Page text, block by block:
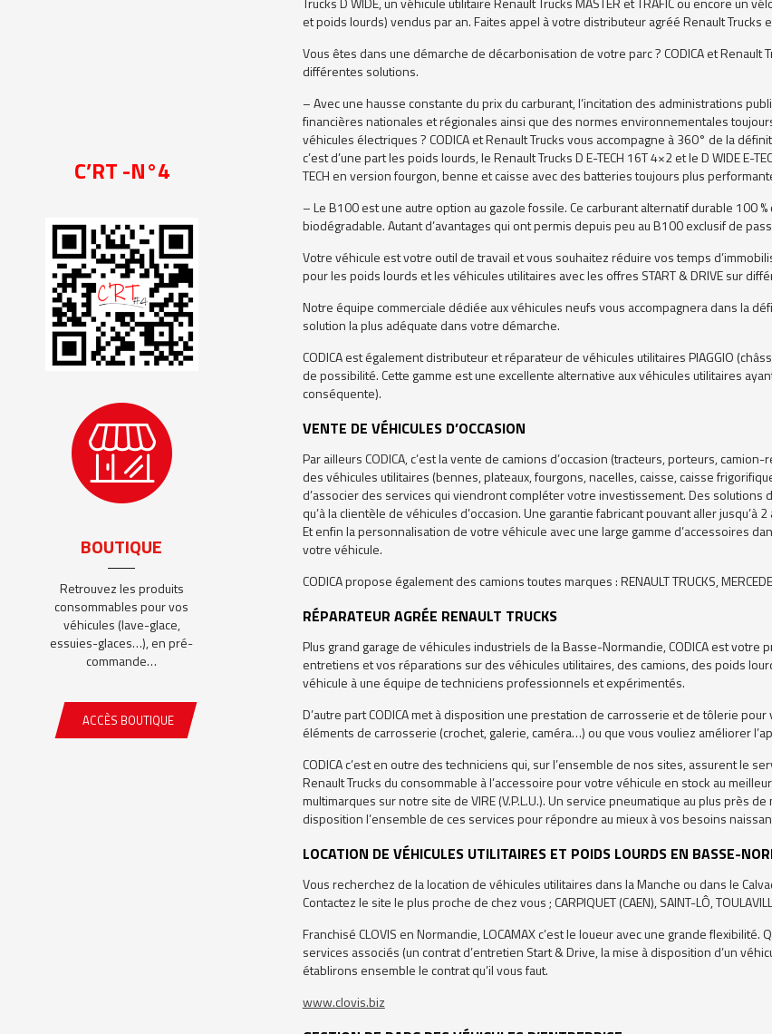
C’RT -N°4
BOUTIQUE
Retrouvez les produits
consommables pour vos
véhicules (lave-glace,
essuies-glaces…), en pré-
commande…
ACCÈS BOUTIQUE
et poids lourds) vendus par an. Faites appel à votre distributeur agréé Renault Trucks
Vous êtes dans une démarche de décarbonisation de votre parc ? CODICA et
différentes solutions.
– Avec une hausse constante du prix du carburant, l’incitation des administrations
financières nationales et régionales ainsi que des normes environnementales
véhicules électriques ? CODICA et Renault Trucks vous accompagne à 360° de la
c’est d’une part les poids lourds, le Renault Trucks D E-TECH 16T 4×2 et le D WIDE E-
TECH en version fourgon, benne et caisse avec des batteries toujours plus
– Le B100 est une autre option au gazole fossile. Ce carburant alternatif durable 100 %
biodégradable. Autant d’avantages qui ont permis depuis peu au B100 exclusif de
Votre véhicule est votre outil de travail et vous souhaitez réduire vos temps
pour les poids lourds et les véhicules utilitaires avec les offres START & DRIVE sur
Notre équipe commerciale dédiée aux véhicules neufs vous accompagnera dans la
solution la plus adéquate dans votre démarche.
CODICA est également distributeur et réparateur de véhicules utilitaires PIAGGIO
de possibilité. Cette gamme est une excellente alternative aux véhicules utilitaires
conséquente).
VENTE DE VÉHICULES D’OCCASION
Par ailleurs CODICA, c’est la vente de camions d’occasion (tracteurs, porteurs,
des véhicules utilitaires (bennes, plateaux, fourgons, nacelles, caisse, caisse
d’associer des services qui viendront compléter votre investissement. Des solutions
qu’à la clientèle de véhicules d’occasion. Une garantie fabricant pouvant aller
Et enfin la personnalisation de votre véhicule avec une large gamme d’accessoires
votre véhicule.
CODICA propose également des camions toutes marques : RENAULT TRUCKS,
RÉPARATEUR AGRÉE RENAULT TRUCKS
Plus grand garage de véhicules industriels de la Basse-Normandie, CODICA est
entretiens et vos réparations sur des véhicules utilitaires, des camions, des poids
véhicule à une équipe de techniciens professionnels et expérimentés.
D’autre part CODICA met à disposition une prestation de carrosserie et de tôlerie
éléments de carrosserie (crochet, galerie, caméra…) ou que vous vouliez améliorer
CODICA c’est en outre des techniciens qui, sur l’ensemble de nos sites, assurent le
Renault Trucks du consommable à l’accessoire pour votre véhicule en stock au
multimarques sur notre site de VIRE (V.P.L.U.). Un service pneumatique au plus près
disposition l’ensemble de ces services pour répondre au mieux à vos besoins
LOCATION DE VÉHICULES UTILITAIRES ET POIDS LOURDS EN BASSE-
Vous recherchez de la location de véhicules utilitaires dans la Manche ou dans le
Contactez le site le plus proche de chez vous ; CARPIQUET (CAEN), SAINT-LÔ,
Franchisé CLOVIS en Normandie, LOCAMAX c’est le loueur avec une grande
services associés (un contrat d’entretien Start & Drive, la mise à disposition d’un
établirons ensemble le contrat qu’il vous faut.
www.clovis.biz